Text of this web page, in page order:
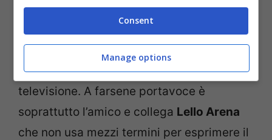
si legge in giro sul web. Tra i motivi del
ritardo, le
riflettono un certo malcontento, a
proposito dell’idea di far rivivere Troisi in
televisione. A farsene portavoce è
soprattutto l’amico e collega Lello Arena
che non usa mezzi termini per esprimere il
Consent
Manage options